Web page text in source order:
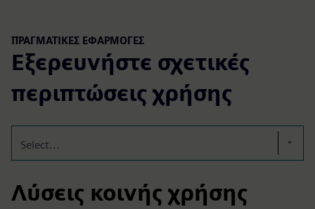
ΠΡΑΓΜΑΤΙΚΕΣ ΕΦΑΡΜΟΓΕΣ
Εξερευνήστε σχετικές
περιπτώσεις χρήσης
Select...
Λύσεις κοινής χρήσης